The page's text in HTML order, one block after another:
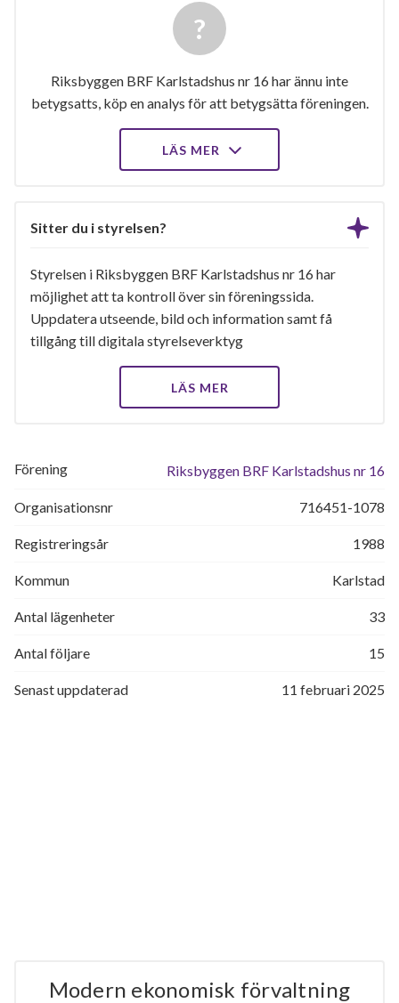
Riksbyggen BRF Karlstadshus nr 16 har ännu inte
betygsatts, köp en analys för att betygsätta föreningen.
LÄS MER
Sitter du i styrelsen?
Styrelsen i Riksbyggen BRF Karlstadshus nr 16 har
möjlighet att ta kontroll över sin föreningssida.
Uppdatera utseende, bild och information samt få
tillgång till digitala styrelseverktyg
LÄS MER
Förening Riksbyggen BRF Karlstadshus nr 16
Organisationsnr 716451-1078
Registreringsår 1988
Kommun Karlstad
Antal lägenheter 33
Antal följare 15
Senast uppdaterad 11 februari 2025
Modern ekonomisk förvaltning